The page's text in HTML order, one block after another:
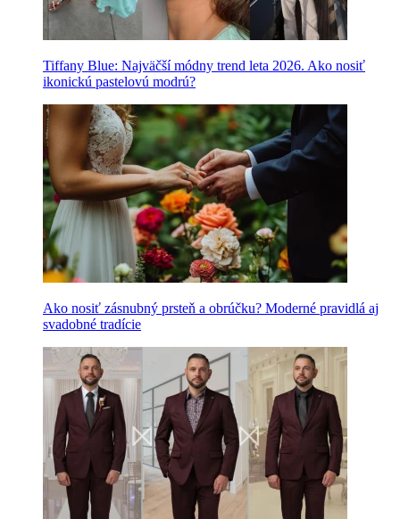
Tiffany Blue: Najväčší módny trend leta 2026. Ako nosiť
ikonickú pastelovú modrú?
Ako nosiť zásnubný prsteň a obrúčku? Moderné pravidlá aj
svadobné tradície